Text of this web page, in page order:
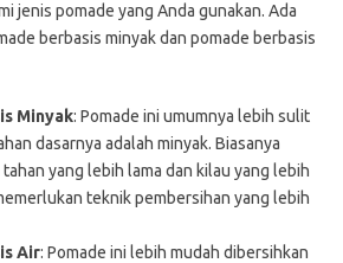
jenis pomade yang Anda gunakan. Ada
berbasis minyak dan pomade berbasis
Minyak: Pomade ini umumnya lebih sulit
dasarnya adalah minyak. Biasanya
yang lebih lama dan kilau yang lebih
teknik pembersihan yang lebih
Air: Pomade ini lebih mudah dibersihkan